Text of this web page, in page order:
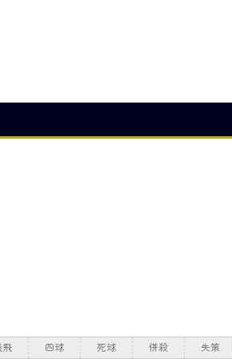
飛 四球 死球 併殺 失策